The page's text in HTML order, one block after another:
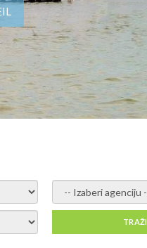
- izaberi agenciju -
TRAŽI